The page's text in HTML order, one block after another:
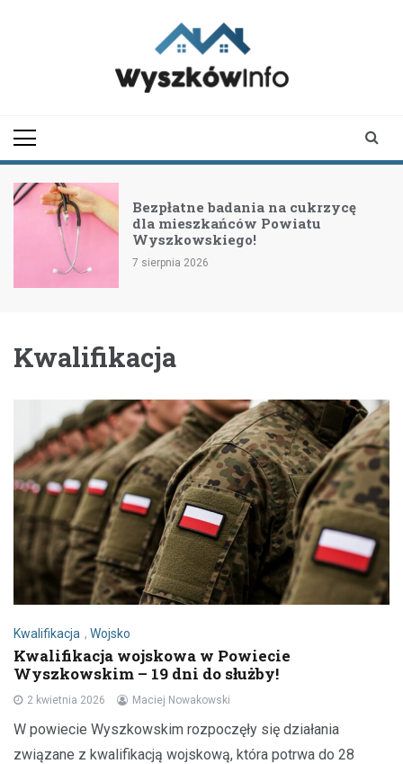
Bezpłatne badania na cukrzycę
dla mieszkańców Powiatu
Wyszkowskiego!
7 sierpnia 2026
Kwalifikacja
Kwalifikacja , Wojsko
Kwalifikacja wojskowa w Powiecie
Wyszkowskim – 19 dni do służby!
2 kwietnia 2026 Maciej Nowakowski
W powiecie Wyszkowskim rozpoczęły się działania
związane z kwalifikacją wojskową, która potrwa do 28